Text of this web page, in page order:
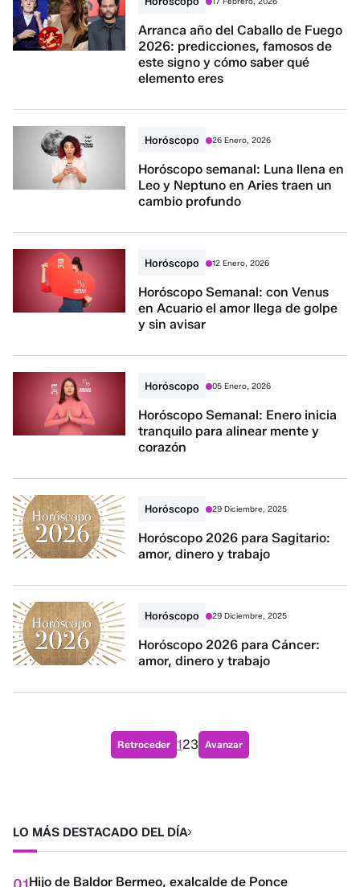
Arranca año del Caballo de Fuego
2026: predicciones, famosos de
este signo y cómo saber qué
elemento eres
Horóscopo 26 Enero, 2026
Horóscopo semanal: Luna llena en
Leo y Neptuno en Aries traen un
cambio profundo
Horóscopo 12 Enero, 2026
Horóscopo Semanal: con Venus
en Acuario el amor llega de golpe
y sin avisar
Horóscopo 05 Enero, 2026
Horóscopo Semanal: Enero inicia
tranquilo para alinear mente y
corazón
Horóscopo 29 Diciembre, 2025
Horóscopo 2026 para Sagitario:
amor, dinero y trabajo
Horóscopo 29 Diciembre, 2025
Horóscopo 2026 para Cáncer:
amor, dinero y trabajo
Retroceder 123 Avanzar
LO MÁS DESTACADO DEL DÍA
Hijo de Baldor Bermeo, exalcalde de Ponce